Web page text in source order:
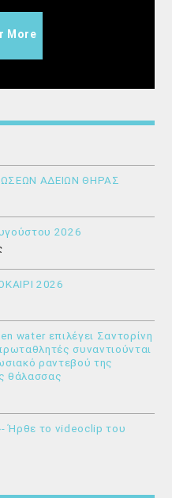
More
ΑΔΕΙΩΝ ΘΗΡΑΣ
2026
2026
water επιλέγει Σαντορίνη
συναντιούνται
ραντεβού της
θάλασσας
Ήρθε το videoclip του